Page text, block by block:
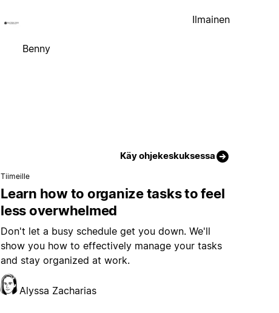
Benny
Ilmainen
Käy ohjekeskuksessa
Tiimeille
Learn how to organize tasks to feel
less overwhelmed
Don't let a busy schedule get you down. We'll
show you how to effectively manage your tasks
and stay organized at work.
Alyssa Zacharias